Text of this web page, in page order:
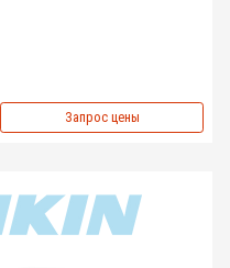
Запрос цены